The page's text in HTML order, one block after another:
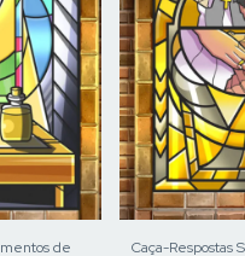
de
Caça-Respostas